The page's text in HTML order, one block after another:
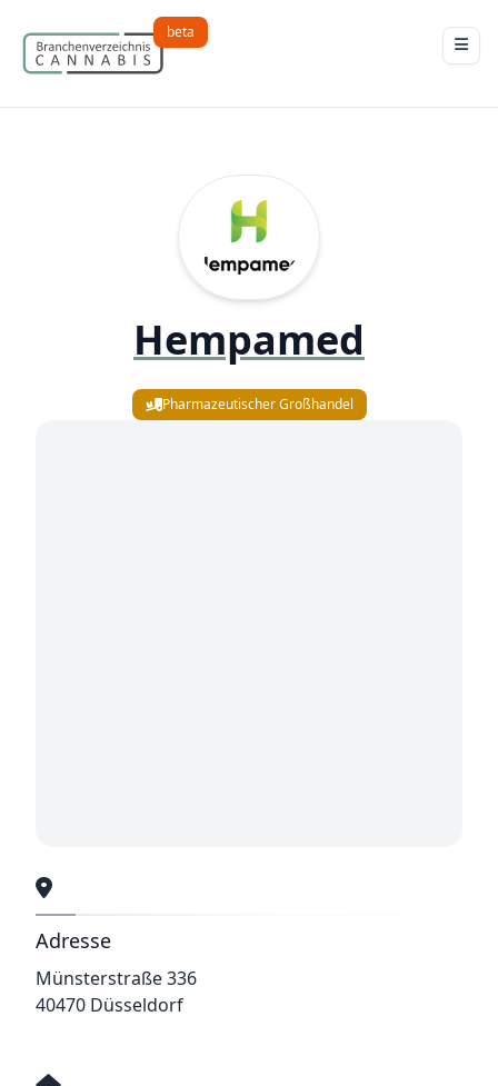
beta
Hempamed
Pharmazeutischer Großhandel
Adresse
Münsterstraße 336
40470 Düsseldorf